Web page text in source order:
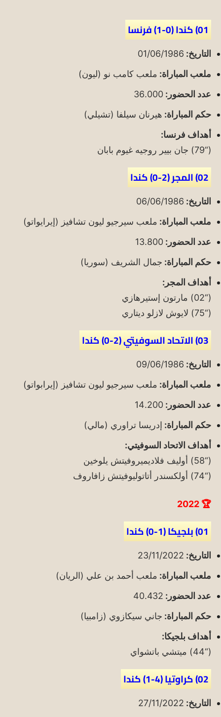
01) كندا (0-1) فرنسا
التاريخ: 01/06/1986
ملعب المباراة: ملعب كامب نو (ليون)
عدد الحضور: 36.000
حكم المباراة: هيرنان سيلفا (تشيلي)
أهداف فرنسا:
(“79) جان بيير روجيه غيوم بابان
02) المجر (2-0) كندا
التاريخ: 06/06/1986
ملعب المباراة: ملعب سيرجيو ليون تشافيز (إيرايواتو)
عدد الحضور: 13.800
حكم المباراة: جمال الشريف (سوريا)
أهداف المجر:
(“02) مارتون إستيرهازي
(“75) لايوش لازلو ديتاري
03) الاتحاد السوفيتي (2-0) كندا
التاريخ: 09/06/1986
ملعب المباراة: ملعب سيرجيو ليون تشافيز (إيرابواتو)
عدد الحضور: 14.200
حكم المباراة: إدريسا تراوري (مالي)
أهداف الاتحاد السوفيتي:
(“58) أوليف فلاديميروفيتش يلوخين
(“74) أولكسندر أتاتوليوفيتش زافاروف
🏆 2022
01) بلجيكا (1-0) كندا
التاريخ: 23/11/2022
ملعب المباراة: ملعب أحمد بن علي (الريان)
عدد الحضور: 40.432
حكم المباراة: جاني سيكازوي (زامبيا)
أهداف بلجيكا:
(“44) ميتشي باتشواي
02) كراوتيا (4-1) كندا
التاريخ: 27/11/2022